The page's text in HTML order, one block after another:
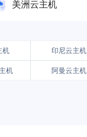
美洲云主机
机 印尼云主机
机 阿曼云主机